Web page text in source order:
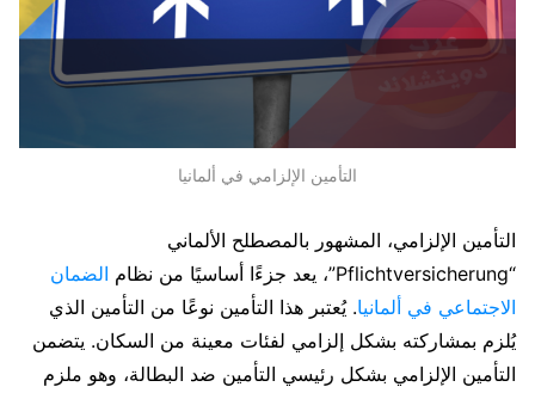
التأمين الإلزامي في ألمانيا
التأمين الإلزامي، المشهور بالمصطلح الألماني
“Pflichtversicherung”، يعد جزءًا أساسيًا من نظام
الضمان
الاجتماعي في ألمانيا. يُعتبر هذا التأمين نوعًا من التأمين الذي
يُلزم بمشاركته بشكل إلزامي لفئات معينة من السكان. يتضمن
التأمين الإلزامي بشكل رئيسي التأمين ضد البطالة، وهو ملزم